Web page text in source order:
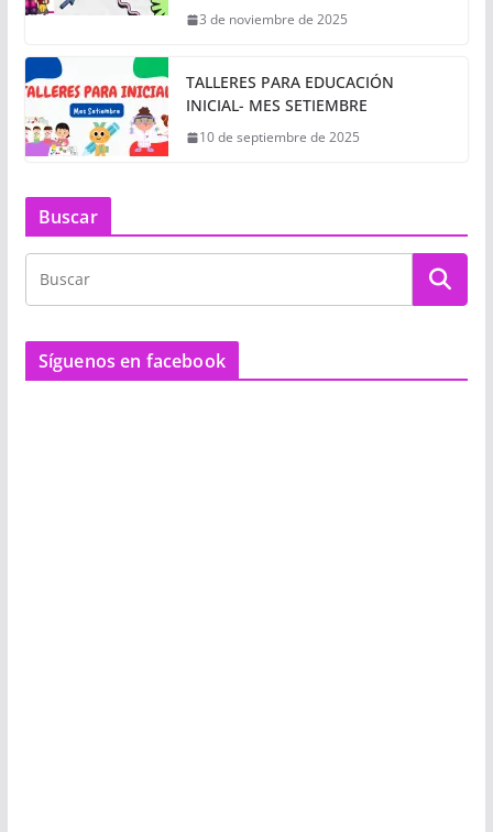
3 de noviembre de 2025
TALLERES PARA EDUCACIÓN
INICIAL- MES SETIEMBRE
10 de septiembre de 2025
Buscar
Síguenos en facebook